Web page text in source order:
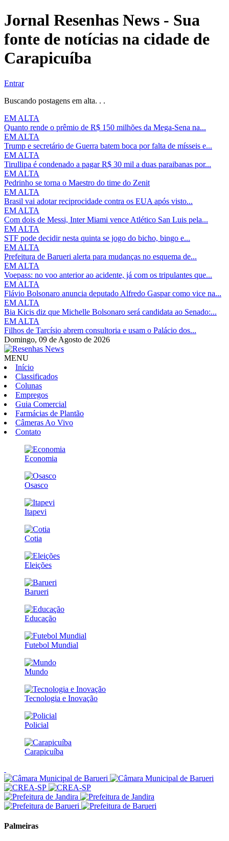
Jornal Resenhas News - Sua
fonte de notícias na cidade de
Carapicuíba
Entrar
Buscando postagens em alta. . .
EM ALTA
Quanto rende o prêmio de R$ 150 milhões da Mega-Sena na...
EM ALTA
Trump e secretário de Guerra batem boca por falta de mísseis e...
EM ALTA
Tirullipa é condenado a pagar R$ 30 mil a duas paraibanas por...
EM ALTA
Pedrinho se torna o Maestro do time do Zenit
EM ALTA
Brasil vai adotar reciprocidade contra os EUA após visto...
EM ALTA
Com dois de Messi, Inter Miami vence Atlético San Luis pela...
EM ALTA
STF pode decidir nesta quinta se jogo do bicho, bingo e...
EM ALTA
Prefeitura de Barueri alerta para mudanças no esquema de...
EM ALTA
Voepass: no voo anterior ao acidente, já com os tripulantes que...
EM ALTA
Flávio Bolsonaro anuncia deputado Alfredo Gaspar como vice na...
EM ALTA
Bia Kicis diz que Michelle Bolsonaro será candidata ao Senado:...
EM ALTA
Filhos de Tarcísio abrem consultoria e usam o Palácio dos...
Domingo, 09 de Agosto de 2026
MENU
Início
Classificados
Colunas
Empregos
Guia Comercial
Farmácias de Plantão
Câmeras Ao Vivo
Contato
Economia
Osasco
Itapevi
Cotia
Eleições
Barueri
Educação
Futebol Mundial
Mundo
Tecnologia e Inovação
Policial
Carapicuíba
Palmeiras